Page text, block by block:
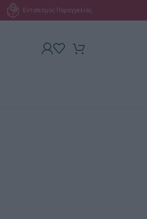
Εντοπισμός Παραγγελίας